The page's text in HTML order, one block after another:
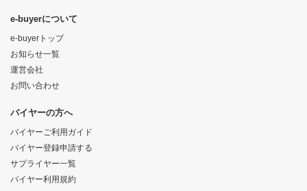
e-buyerについて
e-buyerトップ
お知らせ一覧
運営会社
お問い合わせ
バイヤーの方へ
バイヤーご利用ガイド
バイヤー登録申請する
サプライヤー一覧
バイヤー利用規約